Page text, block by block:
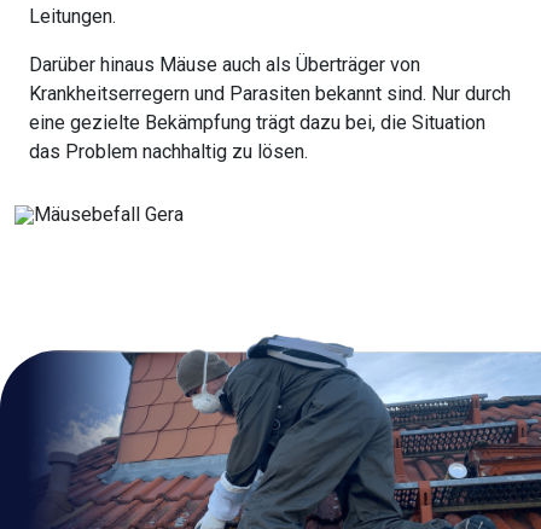
Leitungen.
Darüber hinaus Mäuse auch als Überträger von
Krankheitserregern und Parasiten bekannt sind. Nur durch
eine gezielte Bekämpfung trägt dazu bei, die Situation
das Problem nachhaltig zu lösen.